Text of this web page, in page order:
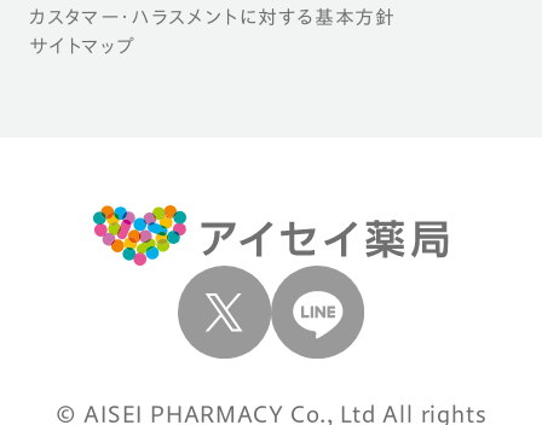
カスタマー・ハラスメントに対する基本方針
サイトマップ
© AISEI PHARMACY Co., Ltd All rights